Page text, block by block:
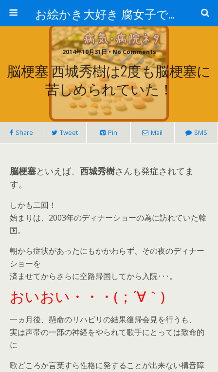
お絵かき大好き 腐女子でゲーマーのおかしな生活
2014年10月31日 • No Comments
脳梗塞 西城秀樹は2度も脳梗塞に
苦しめられていた！
Share Tweet Pin Mail SMS
脳梗塞といえば、 西城秀樹さんも発症されてま
す。
しかも二回！
始まりは、2003年のディナーショーの為に訪れていた韓
国。
朝から症状があったにもかかわらず、その夜のディナー
ショーを
済ませてからさらに空路帰国してから入院･･･。
おいおい・・・(；´∀｀)
一ヵ月後、懸命のリハビリの結果復帰会見を行うも、
実は声帯の一部の神経をやられて歌手にとっては致命的
に
歌どころか言葉すら性格に発することが出来ない構音障